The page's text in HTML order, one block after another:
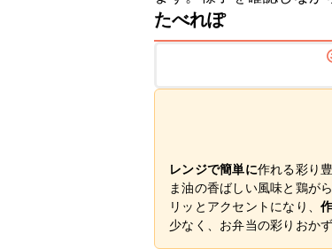
たべれぽ
レンジで簡単に作れる彩り
ま油の香ばしい風味と鶏が
リッとアクセントになり、
少なく、お弁当の彩りおか